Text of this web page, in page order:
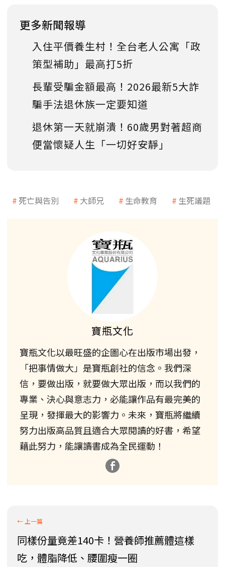
更多新聞報導
入住平價養生村！全台老人公寓「政
策型補助」最高打5折
長輩受騙金額最高！2026最新5大詐
騙手法退休族一定要知道
退休第一天就崩潰！60歲男對著超商
便當懷疑人生「一切好安靜」
死亡與告別 大師兄 生命教育 生死議題
寶瓶文化
寶瓶文化以最旺盛的企圖心在出版市場出發，
「把事情做大」是寶瓶創社的信念。我們深
信，要做出版，就要做大眾出版，而以我們的
專業、決心與意志力，必能讓作品有最完美的
呈現，發揮最大的影響力。未來，寶瓶將繼續
努力出版高品質且適合大眾閱讀的好書，希望
藉此努力，能讓讀書成為全民運動！
同樣份量竟差140卡！營養師推薦體這樣
吃，體脂降低、腰圍瘦一圈